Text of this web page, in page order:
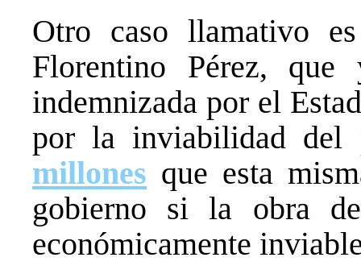
Otro caso llamativo
Florentino Pérez,
indemnizada por el
por la inviabilidad del
millones que esta
gobierno si la obra
económicamente